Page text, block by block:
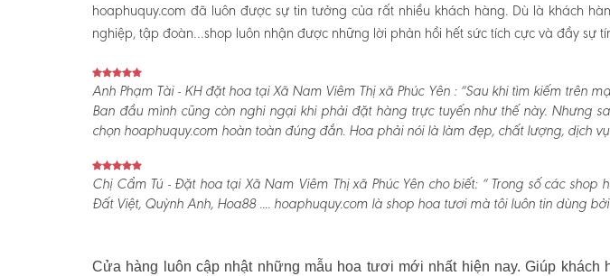
hoaphuquy.com đã luôn được sự tin tưởng của rất nhiều khách hàng. Dù là khách
nghiệp, tập đoàn…shop luôn nhận được những lời phản hồi hết sức tích cực và đầy sự
Anh Phạm Tài - KH đặt hoa tại Xã Nam Viêm Thị xã Phúc Yên :“Sau khi tìm kiếm trên
Ban đầu mình cũng còn nghi ngại khi phải đặt hàng trực tuyến như thế này. Nhưng
chọn hoaphuquy.com hoàn toàn đúng đắn. Hoa phải nói là làm đẹp, chất lượng, dịch
Chị Cẩm Tú - Đặt hoa tại Xã Nam Viêm Thị xã Phúc Yên cho biết:“ Trong số các shop
Đất Việt, Quỳnh Anh, Hoa88 .... hoaphuquy.com là shop hoa tươi mà tôi luôn tin dùng
Cửa hàng luôn cập nhật những mẫu hoa tươi mới nhất hiện nay. Giúp khách